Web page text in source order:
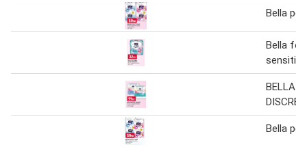
Bella
Bella
sensitive
BELLA
Bella